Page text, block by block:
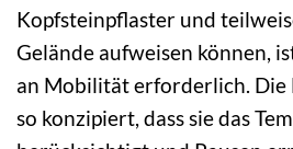
Kopfsteinpflaster und
Gelände aufweisen können,
an Mobilität erforderlich. Die
so konzipiert, dass sie das